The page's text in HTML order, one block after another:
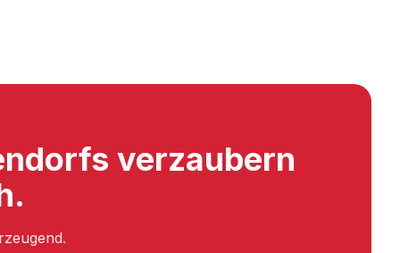
verzaubern